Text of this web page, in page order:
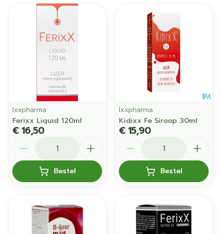
Ixxpharma
Ferixx Liquid 120ml
€ 16,50
Bestel
Ixxpharma
Kidixx Fe Siroop 30ml
€ 15,90
Bestel